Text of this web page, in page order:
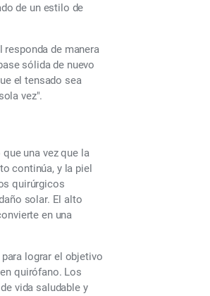
de un estilo de
responda de manera
sólida de nuevo
el tensado sea
vez".
una vez que la
continúa, y la piel
quirúrgicos
solar. El alto
en una
lograr el objetivo
quirófano. Los
vida saludable y